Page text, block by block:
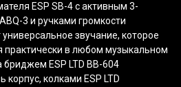
ESP SB-4 с активным 3-
3 и ручками громкости
звучание, которое
практически в любом музыкальном
ESP LTD BB-604
корпус, колками ESP LTD